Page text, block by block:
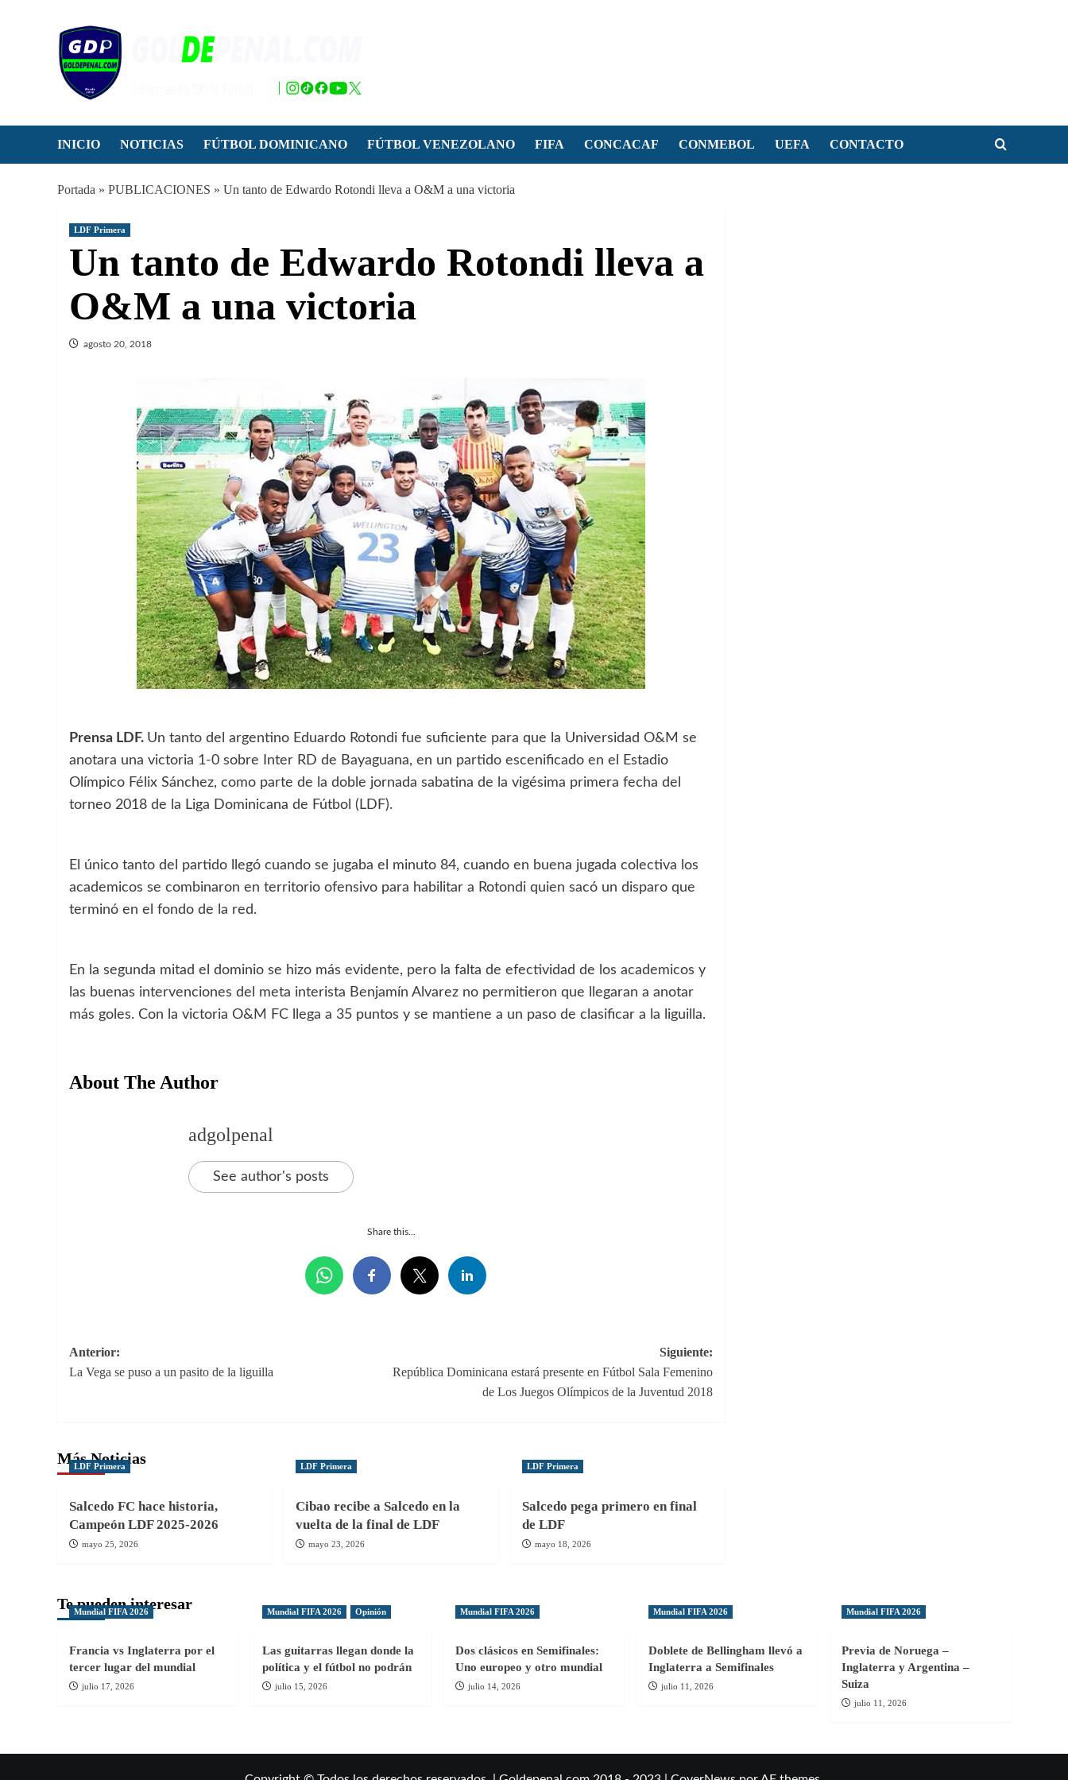
INICIO NOTICIAS FÚTBOL DOMINICANO FÚTBOL VENEZOLANO FIFA CONCACAF CONMEBOL UEFA CONTACTO
Portada » PUBLICACIONES » Un tanto de Edwardo Rotondi lleva a O&M a una victoria
LDF Primera
Un tanto de Edwardo Rotondi lleva a
O&M a una victoria
agosto 20, 2018
Prensa LDF. Un tanto del argentino Eduardo Rotondi fue suficiente para que la Universidad O&M se
anotara una victoria 1-0 sobre Inter RD de Bayaguana, en un partido escenificado en el Estadio
Olímpico Félix Sánchez, como parte de la doble jornada sabatina de la vigésima primera fecha del
torneo 2018 de la Liga Dominicana de Fútbol (LDF).
El único tanto del partido llegó cuando se jugaba el minuto 84, cuando en buena jugada colectiva los
academicos se combinaron en territorio ofensivo para habilitar a Rotondi quien sacó un disparo que
terminó en el fondo de la red.
En la segunda mitad el dominio se hizo más evidente, pero la falta de efectividad de los academicos y
las buenas intervenciones del meta interista Benjamín Alvarez no permitieron que llegaran a anotar
más goles. Con la victoria O&M FC llega a 35 puntos y se mantiene a un paso de clasificar a la liguilla.
About The Author
adgolpenal
See author's posts
Share this...
Navegación
de
Anterior:
La Vega se puso a un pasito de la liguilla
Siguiente:
República Dominicana estará presente en Fútbol Sala Femenino
de Los Juegos Olímpicos de la Juventud 2018
Más Noticias
LDF Primera
Salcedo FC hace historia,
Campeón LDF 2025-2026
mayo 25, 2026
LDF Primera
Cibao recibe a Salcedo en la
vuelta de la final de LDF
mayo 23, 2026
LDF Primera
Salcedo pega primero en final
de LDF
mayo 18, 2026
Te pueden interesar
Mundial FIFA 2026
Francia vs Inglaterra por el
tercer lugar del mundial
julio 17, 2026
Mundial FIFA 2026 Opinión
Las guitarras llegan donde la
política y el fútbol no podrán
julio 15, 2026
Mundial FIFA 2026
Dos clásicos en Semifinales:
Uno europeo y otro mundial
julio 14, 2026
Mundial FIFA 2026
Doblete de Bellingham llevó a
Inglaterra a Semifinales
julio 11, 2026
Mundial FIFA 2026
Previa de Noruega –
Inglaterra y Argentina –
Suiza
julio 11, 2026